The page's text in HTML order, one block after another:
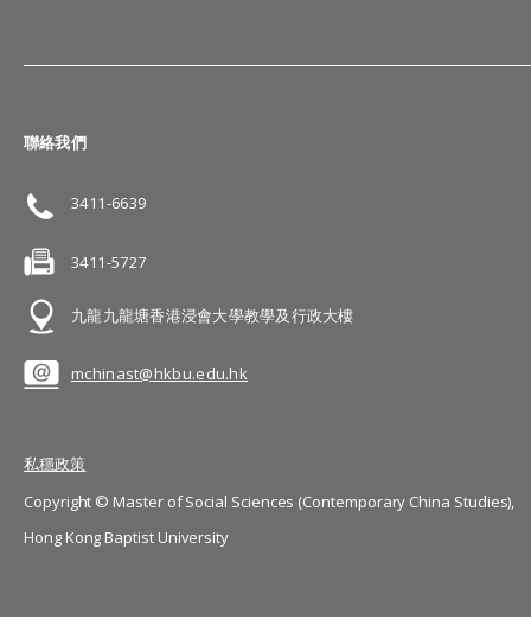
聯絡我們
3411-6639
3411-5727
九龍九龍塘香港浸會大學教學及行政大樓
mchinast@hkbu.edu.hk
私穩政策
Copyright © Master of Social Sciences (Contemporary China Studies),
Hong Kong Baptist University